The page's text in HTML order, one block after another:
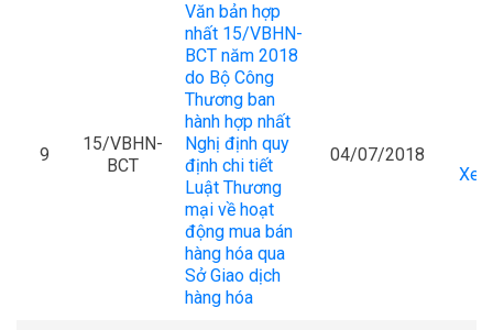
9
15/VBHN-
BCT
Văn bản hợp
nhất 15/VBHN-
BCT năm 2018
do Bộ Công
Thương ban
hành hợp nhất
Nghị định quy
định chi tiết
Luật Thương
mại về hoạt
động mua bán
hàng hóa qua
Sở Giao dịch
hàng hóa
04/07/2018